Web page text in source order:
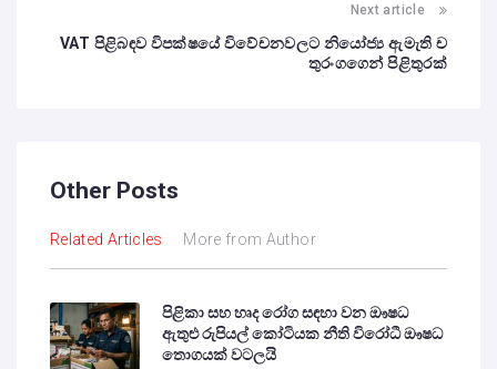
Next article
VAT පිළිබඳව විපක්ෂයේ විවේචනවලට නියෝජ්‍ය ඇමැති ච
තුරංගගෙන් පිළිතුරක්
Other Posts
Related Articles More from Author
පිළිකා සහ හෘද රෝග සඳහා වන ඖෂධ
ඇතුළු රුපියල් කෝටියක නීති විරෝධී ඖෂධ
තොගයක් වටලයි